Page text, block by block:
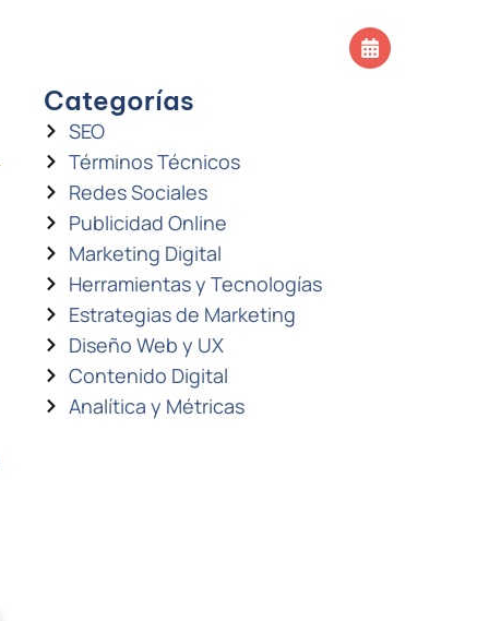
Categorías
SEO
Términos Técnicos
Redes Sociales
Publicidad Online
Marketing Digital
Herramientas y Tecnologías
Estrategias de Marketing
Diseño Web y UX
Contenido Digital
Analítica y Métricas